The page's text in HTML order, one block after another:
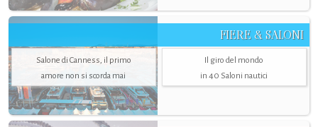
FIERE & SALONI
Salone di Canness, il primo
amore non si scorda mai
Il giro del mondo
in 40 Saloni nautici